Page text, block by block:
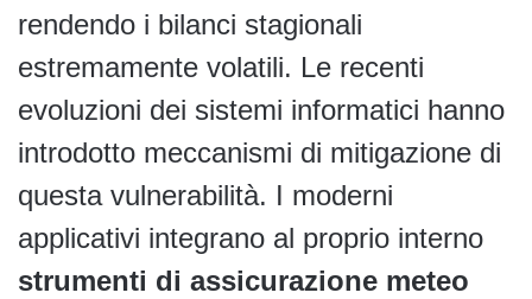
rendendo i bilanci stagionali
estremamente volatili. Le recenti
evoluzioni dei sistemi informatici hanno
introdotto meccanismi di mitigazione di
questa vulnerabilità. I moderni
applicativi integrano al proprio interno
strumenti di assicurazione meteo